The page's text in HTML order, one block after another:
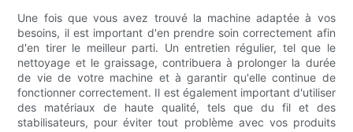
Une fois que vous avez trouvé la machine adaptée à vos
besoins, il est important d'en prendre soin correctement afin
d'en tirer le meilleur parti. Un entretien régulier, tel que le
nettoyage et le graissage, contribuera à prolonger la durée
de vie de votre machine et à garantir qu'elle continue de
fonctionner correctement. Il est également important d'utiliser
des matériaux de haute qualité, tels que du fil et des
stabilisateurs, pour éviter tout problème avec vos produits